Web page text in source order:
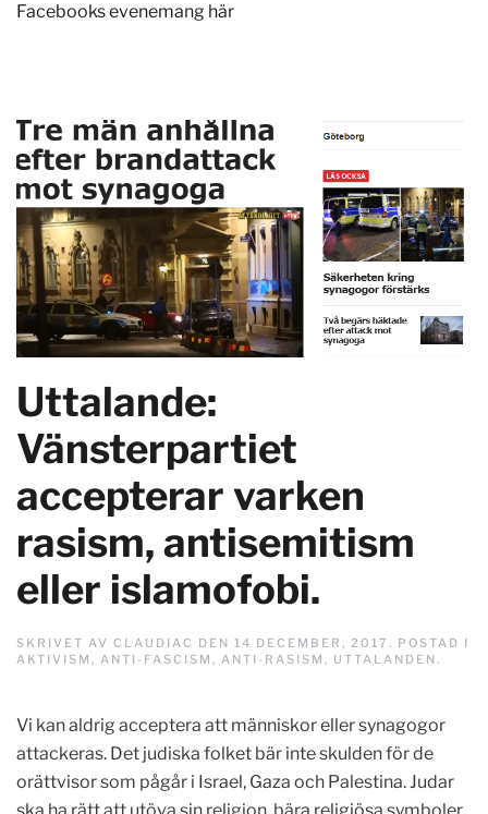
Facebooks evenemang här
Uttalande:
Vänsterpartiet
accepterar varken
rasism, antisemitism
eller islamofobi.
SKRIVET AV CLAUDIAC DEN 14 DECEMBER, 2017 . POSTAD I
AKTIVISM , ANTI-FASCISM , ANTI-RASISM , UTTALANDEN.
Vi kan aldrig acceptera att människor eller synagogor
attackeras. Det judiska folket bär inte skulden för de
orättvisor som pågår i Israel, Gaza och Palestina. Judar